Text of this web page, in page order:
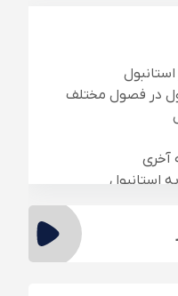
در فصول مختلف
آخری
استانبول
استانبول
تور مناسب استانبول:
استانبول پرواز دارند ؟